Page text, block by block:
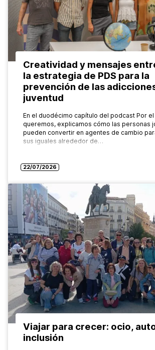
Creatividad y mensajes
la estrategia de PDS para la
prevención de las
juventud
En el duodécimo capítulo del podcast Por
queremos, explicamos cómo las personas
pueden convertir en agentes de cambio
sus iguales alrededor de…
22/07/2026
Viajar para crecer: ocio,
inclusión